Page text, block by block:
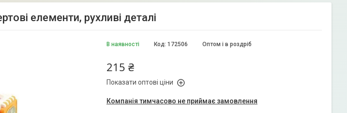
елементи, рухливі деталі
В наявності Оптом і в роздріб
Код: 172506
215 ₴
Показати оптові ціни
Компанія тимчасово не приймає замовлення